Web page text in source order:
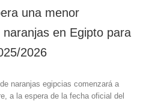
una menor
en Egipto para
2026
naranjas egipcias comenzará a
a la espera de la fecha oficial del